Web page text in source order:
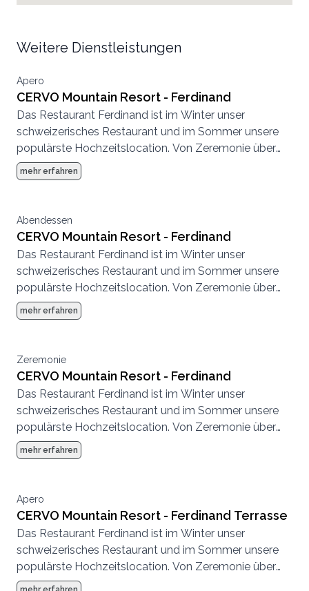
Weitere Dienstleistungen
Apero
CERVO Mountain Resort - Ferdinand
Das Restaurant Ferdinand ist im Winter unser
schweizerisches Restaurant und im Sommer unsere
populärste Hochzeitslocation. Von Zeremonie über
Abendessen bis zur Party, hier können wir eine
komplette Hochzeit von Anfang bis Ende
mehr erfahren
Abendessen
CERVO Mountain Resort - Ferdinand
Das Restaurant Ferdinand ist im Winter unser
schweizerisches Restaurant und im Sommer unsere
populärste Hochzeitslocation. Von Zeremonie über
Abendessen bis zur Party, hier können wir eine
komplette Hochzeit von Anfang bis Ende
mehr erfahren
Zeremonie
CERVO Mountain Resort - Ferdinand
Das Restaurant Ferdinand ist im Winter unser
schweizerisches Restaurant und im Sommer unsere
populärste Hochzeitslocation. Von Zeremonie über
Abendessen bis zur Party, hier können wir eine
komplette Hochzeit von Anfang bis Ende
mehr erfahren
Apero
CERVO Mountain Resort - Ferdinand Terrasse
Das Restaurant Ferdinand ist im Winter unser
schweizerisches Restaurant und im Sommer unsere
populärste Hochzeitslocation. Von Zeremonie über
Abendessen bis zur Party, hier können wir eine